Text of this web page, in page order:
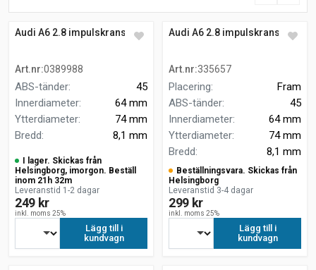
Audi A6 2.8 impulskrans
Art.nr:0389988
ABS-tänder:
45
Innerdiameter:
64 mm
Ytterdiameter:
74 mm
Bredd: 8,1 mm
I lager. Skickas från
Helsingborg, imorgon. Beställ
inom 21h 32m
Leveranstid 1-2 dagar
249 kr
inkl. moms 25%
Lägg till i
kundvagn
Audi A6 2.8 impulskrans
Art.nr:335657
Placering:
Fram
ABS-tänder:
45
Innerdiameter:
64 mm
Ytterdiameter:
74 mm
Bredd: 8,1 mm
Beställningsvara. Skickas från
Helsingborg
Leveranstid 3-4 dagar
299 kr
inkl. moms 25%
Lägg till i
kundvagn